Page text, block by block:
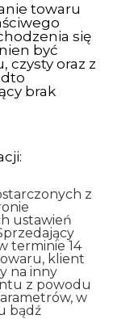
towaru
się
być
czysty oraz z
brak
z
ustawień
terminie 14
klient
na inny
z powodu
w
bądź